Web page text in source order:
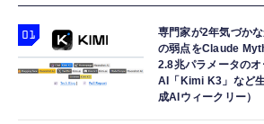
専門家が2年気づか
の弱点をClaude
2.8兆パラメータのオ
AI「Kimi K3」など
成AIウィークリー）